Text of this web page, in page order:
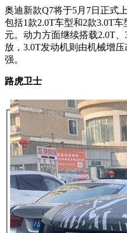
奥迪新款Q7将于5月7日正式
包括1款2.0T车型和2款3.0T
元。 动力方面继续搭载2.0T
放，3.0T发动机则由机械增
强。
路虎卫士